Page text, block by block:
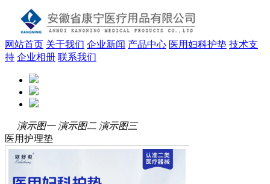
网站首页 关于我们 企业新闻 产品中心 医用妇科护垫 技术支
持 企业相册 联系我们
演示图一 演示图二 演示图三
医用护理垫